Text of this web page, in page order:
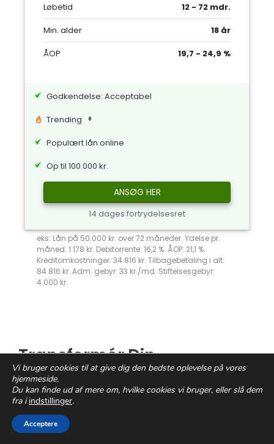
Løbetid
12 - 72 mdr.
Min. alder
18 år
ÅOP
19,7 - 24,9 %
Godkendelse: Acceptabel
Trending
Populært lån online
Op til 100.000 kr.
ANSØG HER
14 dages fortrydelsesret
eks: Lån på 50.000 kr. over 72 måneder. Ydelse pr.
måned: 1.178 kr. Debitorrente: 16,2 %. ÅOP: 21,1 %.
Kreditomkostninger: 34.816 kr. Tilbagebetaling i alt:
84.816 kr. Adm. gebyr: 33 kr./md. Stiftelsesgebyr:
4.000 kr.
Transformér Din
Cykeloplevelse MedCykel
på Afbetaling
Har du nogensinde drømt om at suse
Vi bruger cookies til at give dig den bedste oplevelse på vores
hjemmeside.
Du kan finde ud af mere om, hvilke cookies vi bruger, eller slå dem
fra iindstillinger.
Acceptere